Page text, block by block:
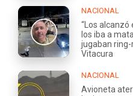
NACIONAL
“Los alcanzó
los iba a
jugaban
Vitacura
NACIONAL
Avioneta